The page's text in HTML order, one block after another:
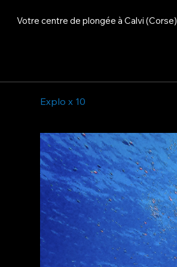
Votre centre de plongée à Calvi (Corse)
Explo x 10